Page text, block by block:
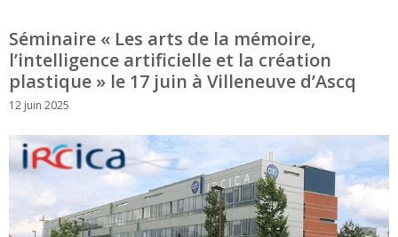
Séminaire « Les arts de la mémoire,
l’intelligence artificielle et la création
plastique » le 17 juin à Villeneuve d’Ascq
12 juin 2025